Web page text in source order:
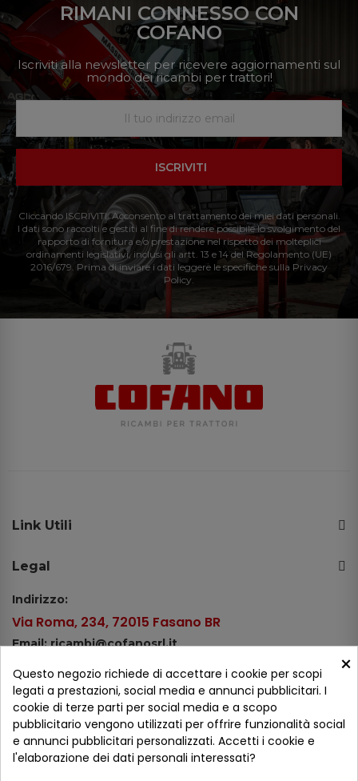
RIMANI CONNESSO CON
COFANO
Iscriviti alla newsletter per ricevere aggiornamenti sul
mondo dei ricambi per trattori!
ISCRIVITI
Cliccando ISCRIVITI: Acconsento al trattamento dei miei dati personali.
I dati sono raccolti e gestiti al fine di rendere possibile lo svolgimento del
rapporto di fornitura e/o prestazione nel rispetto dei molteplici
ordinamenti legislativi, inclusi gli artt. 13 e 14 del Regolamento (UE)
2016/679. Prima di inviare i dati leggere le specifiche sulla Privacy
Policy.
Link Utili
Legal
Indirizzo:
Via Roma, 234, 72015 Fasano BR
Email: ricambi@cofanosrl.it
Tel.: +39 080 44 13 478
WhatsApp: +39 334 98 51 100
Metodi di pagamento
×
Questo negozio richiede di accettare i cookie per scopi
legati a prestazioni, social media e annunci pubblicitari. I
cookie di terze parti per social media e a scopo
pubblicitario vengono utilizzati per offrire funzionalità social
e annunci pubblicitari personalizzati. Accetti i cookie e
l'elaborazione dei dati personali interessati?